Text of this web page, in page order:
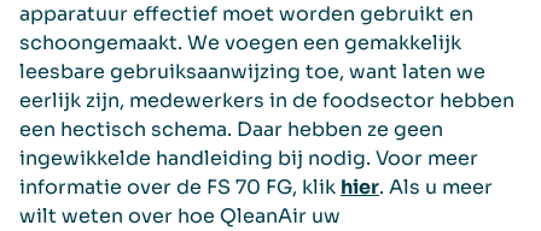
apparatuur effectief moet worden gebruikt en
schoongemaakt. We voegen een gemakkelijk
leesbare gebruiksaanwijzing toe, want laten we
eerlijk zijn, medewerkers in de foodsector hebben
een hectisch schema. Daar hebben ze geen
ingewikkelde handleiding bij nodig. Voor meer
informatie over de FS 70 FG, klik hier. Als u meer
wilt weten over hoe QleanAir uw